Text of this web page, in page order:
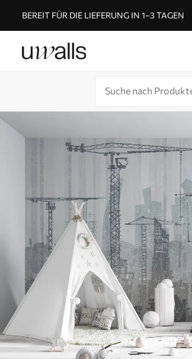
BEREIT FÜR DIE LIEFERUNG IN 1–3 TAGEN